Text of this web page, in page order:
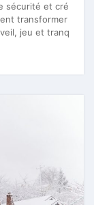
sécurité et cré
transformer
jeu et tranq